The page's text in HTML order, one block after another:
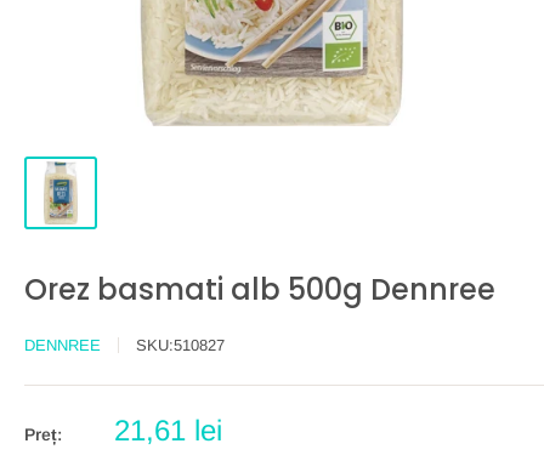
Orez basmati alb 500g Dennree
DENNREE SKU:510827
Preț:
Preț
21,61 lei